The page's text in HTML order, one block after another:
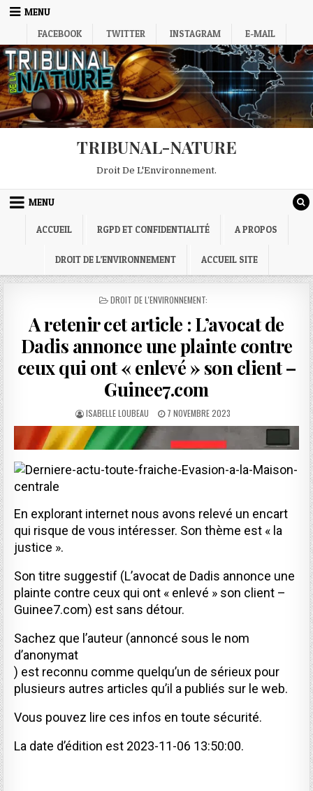
Skip
MENU
FACEBOOK
TWITTER INSTAGRAM E-MAIL
TRIBUNAL-NATURE
Droit De L'Environnement.
MENU
ACCUEIL RGPD ET CONFIDENTIALITÉ A PROPOS
DROIT DE L’ENVIRONNEMENT ACCUEIL SITE
POSTED
DROIT DE L'ENVIRONNEMENT:
A retenir cet article : L’avocat de
Dadis annonce une plainte contre
ceux qui ont « enlevé » son client –
Guinee7.com
AUTHOR:
ISABELLE LOUBEAU
PUBLISHED
DATE:
7 NOVEMBRE 2023
En explorant internet nous avons relevé un encart
qui risque de vous intéresser. Son thème est « la
justice ».
Son titre suggestif (L’avocat de Dadis annonce une
plainte contre ceux qui ont « enlevé » son client –
Guinee7.com) est sans détour.
Sachez que l’auteur (annoncé sous le nom
d’anonymat
) est reconnu comme quelqu’un de sérieux pour
plusieurs autres articles qu’il a publiés sur le web.
Vous pouvez lire ces infos en toute sécurité.
La date d’édition est 2023-11-06 13:50:00.